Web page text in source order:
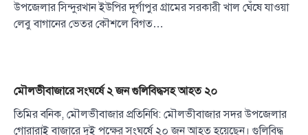
উপজেলার সিন্দুরখান ইউপির দূর্গাপুর গ্রামের সরকারী খাল ঘেঁষে যাওয়া
লেবু বাগানের ভেতর কৌশলে বিগত…
মৌলভীবাজারে সংঘর্ষে ২ জন গুলিবিদ্ধসহ আহত ২০
তিমির বনিক, মৌলভীবাজার প্রতিনিধি: মৌলভীবাজার সদর উপজেলার
গোরারাই বাজারে দুই পক্ষের সংঘর্ষে ২০ জন আহত হয়েছেন। গুলিবিদ্ধ